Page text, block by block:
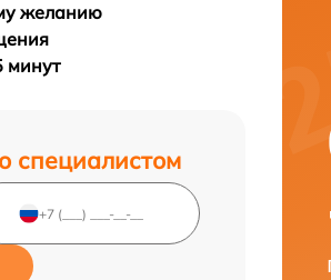
специалистом
желанию
минут